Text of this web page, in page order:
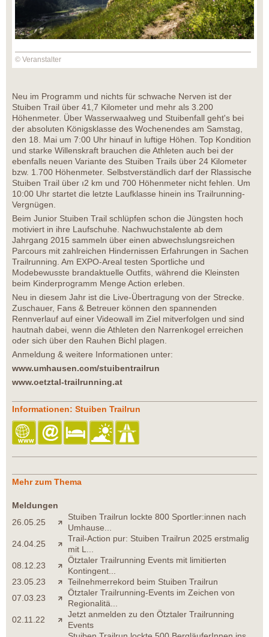
© Veranstalter
Neu im Programm und nichts für schwache Nerven ist der
Stuiben Trail über 41,7 Kilometer und mehr als 3.200
Höhenmeter. Über Wasserwaalweg und Stuibenfall geht's bei
der absoluten Königsklasse des Wochenendes am Samstag,
den 18. Mai um 7:00 Uhr hinauf in luftige Höhen. Top Kondition
und starke Willenskraft brauchen die Athleten auch bei der
ebenfalls neuen Variante des Stuiben Trails über 24 Kilometer
bzw. 1.700 Höhenmeter. Selbstverständlich darf der Rlassische
Stuiben Trail über ı2 km und 700 Höhenmeter nicht fehlen. Um
10:00 Uhr startet die letzte Laufklasse hinein ins Trailrunning-
Vergnügen.
Beim Junior Stuiben Trail schlüpfen schon die Jüngsten hoch
motiviert in ihre Laufschuhe. Nachwuchstalente ab dem
Jahrgang 2015 sammeln über einen abwechslungsreichen
Parcours mit zahlreichen Hindernissen Erfahrungen in Sachen
Trailrunning. Am EXPO-Areal testen Sportliche und
Modebewusste brandaktuelle Outfits, während die Kleinsten
beim Kinderprogramm Menge Action erleben.
Neu in diesem Jahr ist die Live-Übertragung von der Strecke.
Zuschauer, Fans & Betreuer können den spannenden
Rennverlauf auf einer Videowall im Ziel mitverfolgen und sind
hautnah dabei, wenn die Athleten den Narrenkogel erreichen
oder sich über den Rauhen Bichl plagen.
Anmeldung & weitere Informationen unter:
www.umhausen.com/stuibentrailrun
www.oetztal-trailrunning.at
Informationen: Stuiben Trailrun
Mehr zum Thema
Meldungen
26.05.25
Stuiben Trailrun lockte 800 Sportler:innen nach
Umhause...
24.04.25
Trail-Action pur: Stuiben Trailrun 2025 erstmalig
mit L...
08.12.23
Ötztaler Trailrunning Events mit limitierten
Kontingent...
23.05.23
Teilnehmerrekord beim Stuiben Trailrun
07.03.23
Ötztaler Trailrunning-Events im Zeichen von
Regionalitä...
02.11.22
Jetzt anmelden zu den Ötztaler Trailrunning
Events